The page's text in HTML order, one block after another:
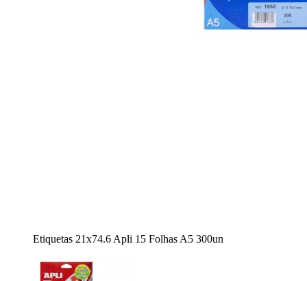
Etiquetas 21x74.6 Apli 15 Folhas A5 300un